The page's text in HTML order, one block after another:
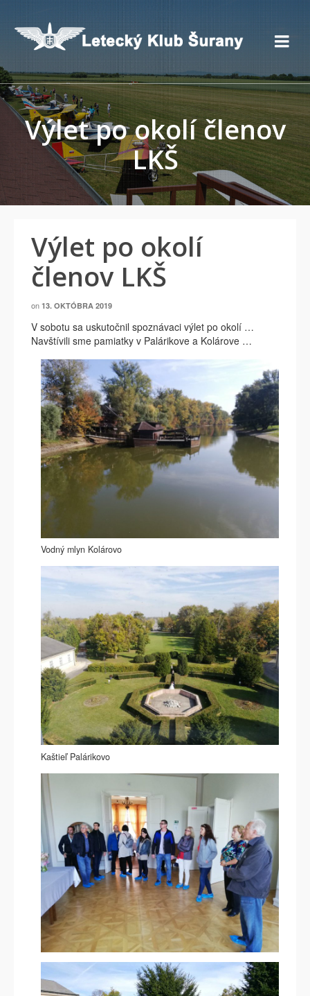
Výlet po okolí členov
LKŠ
Výlet po okolí
členov LKŠ
on 13. OKTÓBRA 2019
V sobotu sa uskutočnil spoznávaci výlet po okolí …
Navštívili sme pamiatky v Palárikove a Kolárove …
Vodný mlyn Kolárovo
Kaštieľ Palárikovo